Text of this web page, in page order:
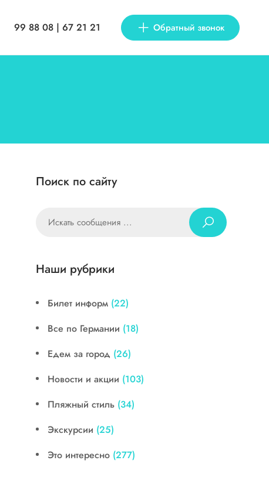
99 88 08 | 67 21 21 Обратный звонок
Поиск по сайту
Наши рубрики
Билет информ (22)
Все по Германии (18)
Едем за город (26)
Новости и акции (103)
Пляжный стиль (34)
Экскурсии (25)
Это интересно (277)